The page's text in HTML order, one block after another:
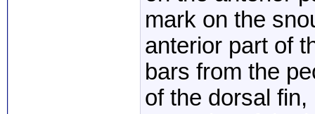
mark on the
anterior part of
bars from the
of the dorsal